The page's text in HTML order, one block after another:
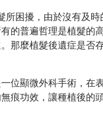
所困擾，由於沒有及
的普遍哲理是植髮的
那麼植髮後遺症是否
一位顯微外科手術，在
痕功效，讓種植後的